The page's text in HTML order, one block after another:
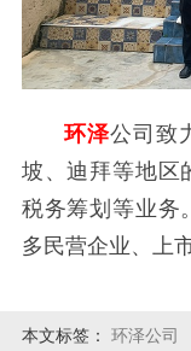
环泽公司致
坡、迪拜等地区
税务筹划等业务
多民营企业、上
本文标签： 环泽公司